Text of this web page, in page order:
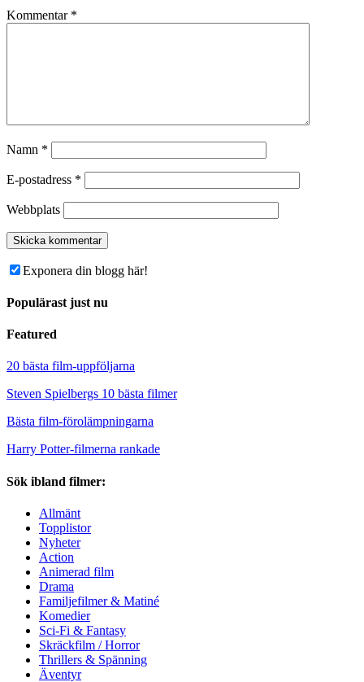
Kommentar *
Namn *
E-postadress *
Webbplats
Exponera din blogg här!
Populärast just nu
Featured
20 bästa film-uppföljarna
Steven Spielbergs 10 bästa filmer
Bästa film-förolämpningarna
Harry Potter-filmerna rankade
Sök ibland filmer:
Allmänt
Topplistor
Nyheter
Action
Animerad film
Drama
Familjefilmer & Matiné
Komedier
Sci-Fi & Fantasy
Skräckfilm / Horror
Thrillers & Spänning
Äventyr